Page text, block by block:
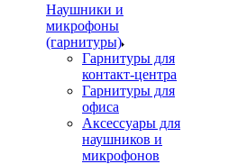
Наушники и
микрофоны
(гарнитуры)
Гарнитуры для
контакт-центра
Гарнитуры для
офиса
Аксессуары для
наушников и
микрофонов